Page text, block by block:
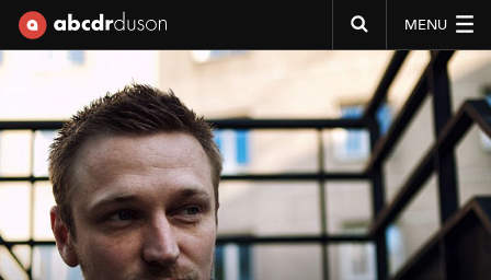
MENU
Abcdr du Son